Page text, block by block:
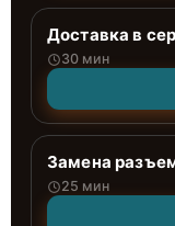
Доставка в
30 мин
Замена
25 мин